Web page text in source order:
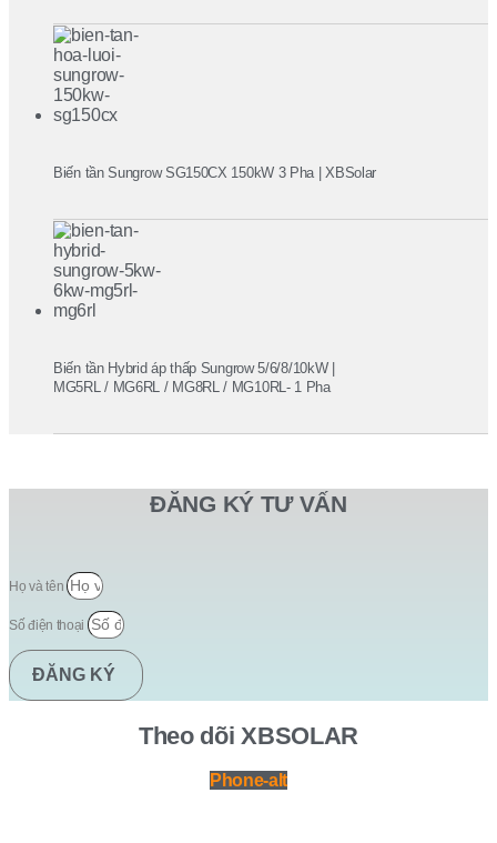
Biến tần Sungrow SG150CX 150kW 3 Pha | XBSolar
Biến tần Hybrid áp thấp Sungrow 5/6/8/10kW |
MG5RL / MG6RL / MG8RL / MG10RL- 1 Pha
ĐĂNG KÝ TƯ VẤN
Họ và tên
Số điện thoại
ĐĂNG KÝ
Theo dõi XBSOLAR
Phone-alt